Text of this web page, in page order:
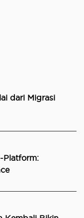
dari Migrasi
Platform: